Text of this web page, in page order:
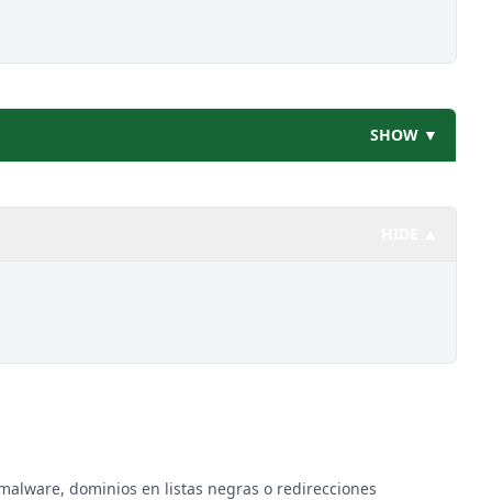
SHOW ▼
dominios en listas negras o redirecciones